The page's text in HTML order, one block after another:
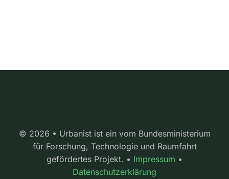
© 2026 • Urbanist ist ein vom Bundesministerium
für Forschung, Technologie und Raumfahrt
gefördertes Projekt. • Impressum •
Datenschutzerklärung